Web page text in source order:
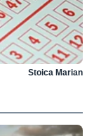
Stoica Marian